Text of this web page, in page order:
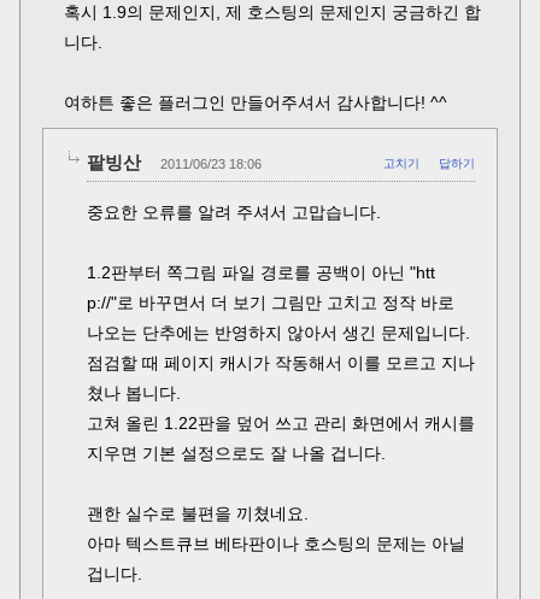
혹시 1.9의 문제인지, 제 호스팅의 문제인지 궁금하긴 합
니다.
여하튼 좋은 플러그인 만들어주셔서 감사합니다! ^^
팥빙산 2011/06/23 18:06 고치기 답하기
중요한 오류를 알려 주셔서 고맙습니다.
1.2판부터 쪽그림 파일 경로를 공백이 아닌 "htt
p://"로 바꾸면서 더 보기 그림만 고치고 정작 바로
나오는 단추에는 반영하지 않아서 생긴 문제입니다.
점검할 때 페이지 캐시가 작동해서 이를 모르고 지나
쳤나 봅니다.
고쳐 올린 1.22판을 덮어 쓰고 관리 화면에서 캐시를
지우면 기본 설정으로도 잘 나올 겁니다.
괜한 실수로 불편을 끼쳤네요.
아마 텍스트큐브 베타판이나 호스팅의 문제는 아닐
겁니다.